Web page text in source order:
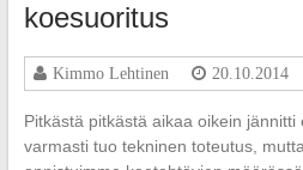
koesuoritus
Kimmo Lehtinen 20.10.2014
Pitkästä pitkästä aikaa oikein jännitti
varmasti tuo tekninen toteutus,